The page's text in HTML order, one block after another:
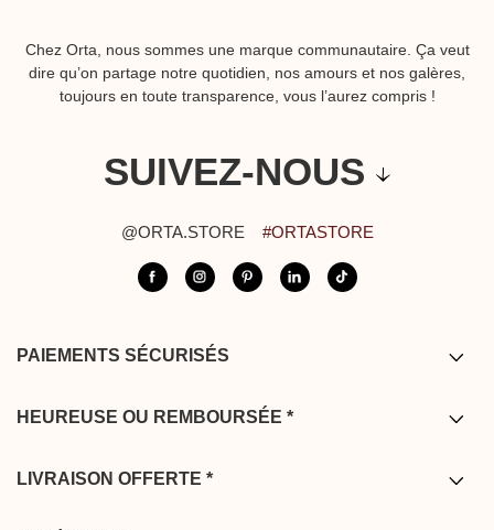
Chez Orta, nous sommes une marque communautaire. Ça veut
dire qu’on partage notre quotidien, nos amours et nos galères,
toujours en toute transparence, vous l’aurez compris !
SUIVEZ-NOUS
@ORTA.STORE #ORTASTORE
PAIEMENTS SÉCURISÉS
HEUREUSE OU REMBOURSÉE *
métropolitaine, la Belgique, l’Allemagne, les Pays Bas et le
LIVRAISON OFFERTE *